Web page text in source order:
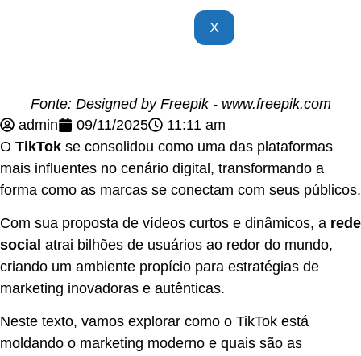
X
Fonte: Designed by Freepik - www.freepik.com
admin
09/11/2025
11:11 am
O TikTok se consolidou como uma das plataformas
mais influentes no cenário digital, transformando a
forma como as marcas se conectam com seus públicos.
Com sua proposta de vídeos curtos e dinâmicos, a rede
social atrai bilhões de usuários ao redor do mundo,
criando um ambiente propício para estratégias de
marketing inovadoras e autênticas.
Neste texto, vamos explorar como o TikTok está
moldando o marketing moderno e quais são as